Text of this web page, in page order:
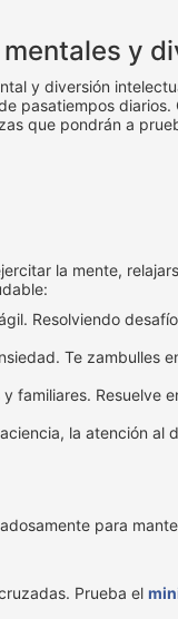
y
y diversión
pasatiempos
que pondrán a
la mente,
Resolviendo
Te zambulles
familiares. Resuelve
la atención al
para
Prueba el